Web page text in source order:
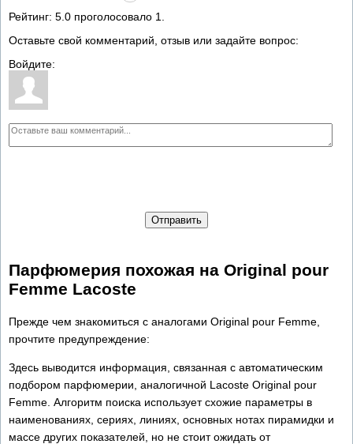
Рейтинг: 5.0 проголосовало 1
Оставьте свой комментарий, отзыв или задайте вопрос:
Войдите:
Отправить
Парфюмерия похожая на Original pour
Femme Lacoste
Прежде чем знакомиться с аналогами Original pour Femme,
прочтите предупреждение:
Здесь выводится информация, связанная с автоматическим
подбором парфюмерии, аналогичной Lacoste Original pour
Femme. Алгоритм поиска использует схожие параметры в
наименованиях, сериях, линиях, основных нотах пирамидки и
массе других показателей, но не стоит ожидать от